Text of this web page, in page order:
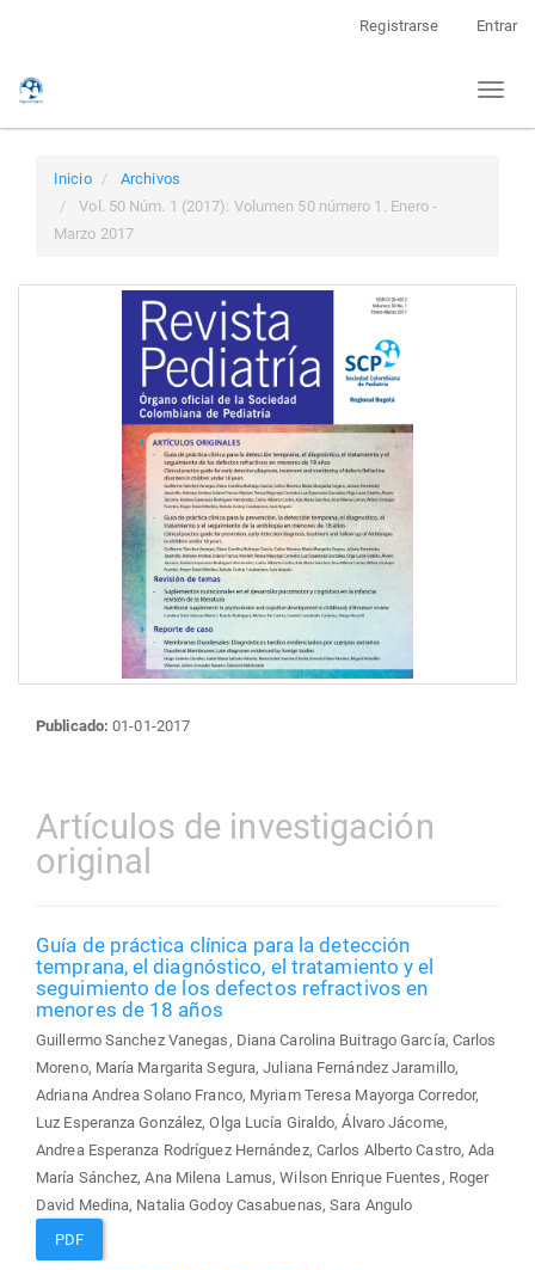
Registrarse Entrar
Toggle
Inicio
Archivos
Vol. 50 Núm. 1 (2017): Volumen 50 número 1. Enero -
Marzo 2017
Publicado:01-01-2017
Artículos de investigación
original
Guía de práctica clínica para la detección
temprana, el diagnóstico, el tratamiento y el
seguimiento de los defectos refractivos en
menores de 18 años
Guillermo Sanchez Vanegas, Diana Carolina Buitrago García, Carlos
Moreno, María Margarita Segura, Juliana Fernández Jaramillo,
Adriana Andrea Solano Franco, Myriam Teresa Mayorga Corredor,
Luz Esperanza González, Olga Lucía Giraldo, Álvaro Jácome,
Andrea Esperanza Rodríguez Hernández, Carlos Alberto Castro, Ada
María Sánchez, Ana Milena Lamus, Wilson Enrique Fuentes, Roger
David Medina, Natalia Godoy Casabuenas, Sara Angulo
PDF